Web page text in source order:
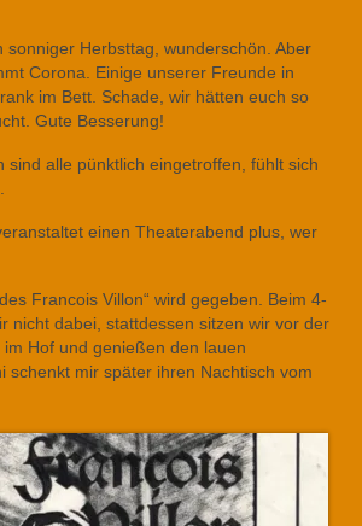
sonniger Herbsttag, wunderschön. Aber
Corona. Einige unserer Freunde in
im Bett. Schade, wir hätten euch so
Gute Besserung!
sind alle pünktlich eingetroffen, fühlt sich
einen Theaterabend plus, wer
Francois Villon“ wird gegeben. Beim 4-
nicht dabei, stattdessen sitzen wir vor der
Hof und genießen den lauen
schenkt mir später ihren Nachtisch vom